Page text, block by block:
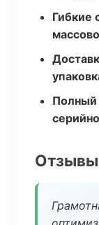
Гибкие
Полный
Отзывы